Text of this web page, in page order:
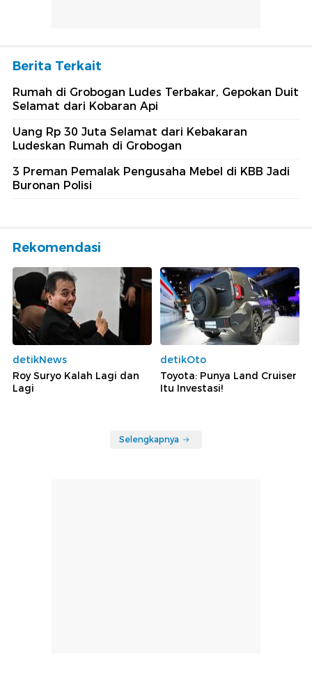
Berita Terkait
Rumah di Grobogan Ludes Terbakar, Gepokan Duit
Selamat dari Kobaran Api
Uang Rp 30 Juta Selamat dari Kebakaran
Ludeskan Rumah di Grobogan
3 Preman Pemalak Pengusaha Mebel di KBB Jadi
Buronan Polisi
Rekomendasi
detikNews
Roy Suryo Kalah Lagi dan
Lagi
detikOto
Toyota: Punya Land Cruiser
Itu Investasi!
Selengkapnya